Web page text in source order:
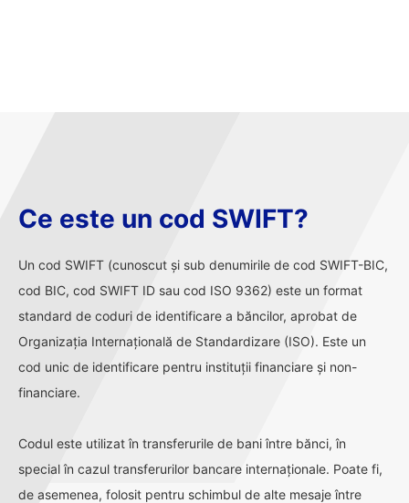
Ce este un cod SWIFT?
Un cod SWIFT (cunoscut și sub denumirile de cod SWIFT-BIC,
cod BIC, cod SWIFT ID sau cod ISO 9362) este un format
standard de coduri de identificare a băncilor, aprobat de
Organizația Internațională de Standardizare (ISO). Este un
cod unic de identificare pentru instituții financiare și non-
financiare.
Codul este utilizat în transferurile de bani între bănci, în
special în cazul transferurilor bancare internaționale. Poate fi,
de asemenea, folosit pentru schimbul de alte mesaje între